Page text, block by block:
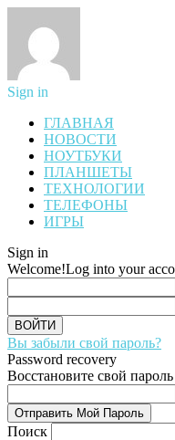
Sign in
ГЛАВНАЯ
НОВОСТИ
НОУТБУКИ
ПЛАНШЕТЫ
ТЕХНОЛОГИИ
ТЕЛЕФОНЫ
ИГРЫ
Sign in
Welcome!Log into your
Вы забыли свой пароль?
Password recovery
Восстановите свой пароль
Поиск